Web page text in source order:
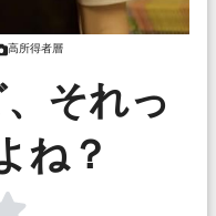
高所得者層
それっ
ね？